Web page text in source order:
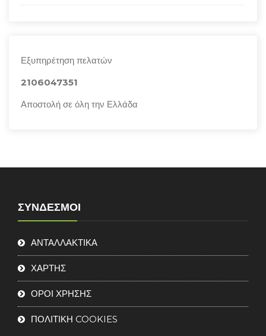
Εξυπηρέτηση πελατών
2106047351
Αποστολή σε όλη την Ελλάδα
ΣΎΝΔΕΣΜΟΙ
ΑΝΤΑΛΛΑΚΤΙΚΑ
ΧΑΡΤΗΣ
ΟΡΟΙ ΧΡΗΣΗΣ
ΠΟΛΙΤΙΚΗ COOKIES